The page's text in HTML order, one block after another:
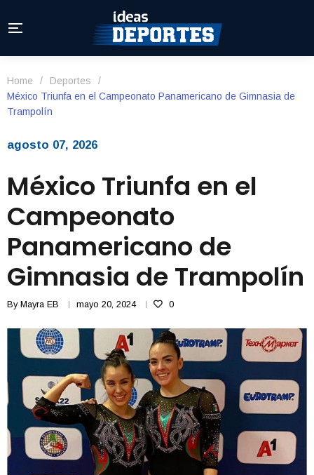
Home / Deportes
/
México Triunfa en el Campeonato Panamericano de Gimnasia de
Trampolín
agosto 07, 2026
México Triunfa en el
Campeonato
Panamericano de
Gimnasia de Trampolín
By Mayra EB mayo 20, 2024 0